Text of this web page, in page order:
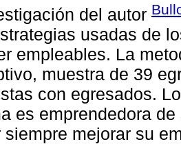
del autor
usadas de
empleables. La
muestra de 39
con egresados.
es emprendedora
siempre mejorar su